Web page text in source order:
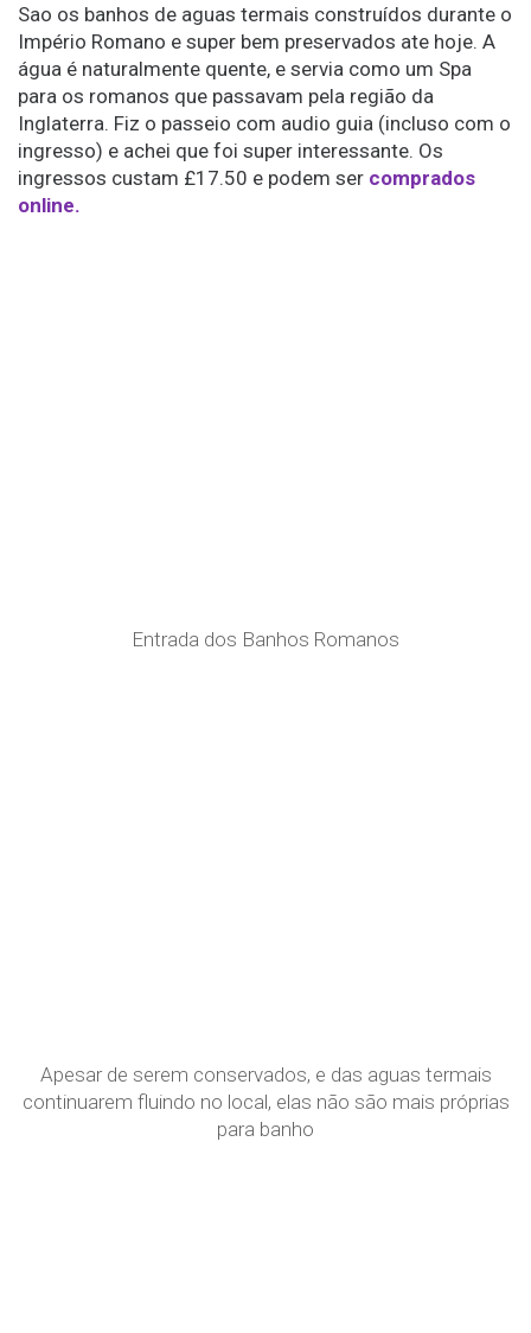
Sao os banhos de aguas termais construídos durante o
Império Romano e super bem preservados ate hoje. A
água é naturalmente quente, e servia como um Spa
para os romanos que passavam pela região da
Inglaterra. Fiz o passeio com audio guia (incluso com o
ingresso) e achei que foi super interessante. Os
ingressos custam £17.50 e podem ser comprados
online.
Entrada dos Banhos Romanos
Apesar de serem conservados, e das aguas termais
continuarem fluindo no local, elas não são mais próprias
para banho